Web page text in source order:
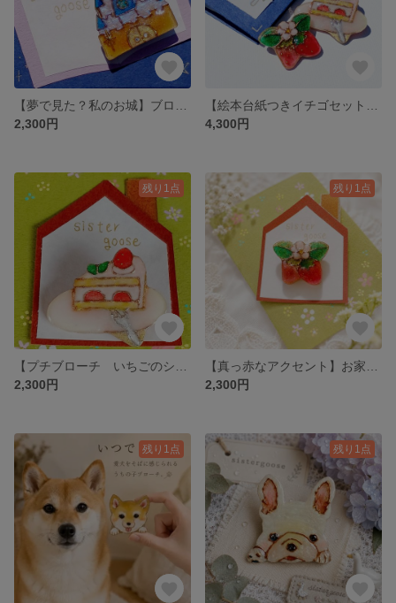
2,300円
4,300円
残り1点
2,300円
残り1点
2,300円
残り1点 残り1点